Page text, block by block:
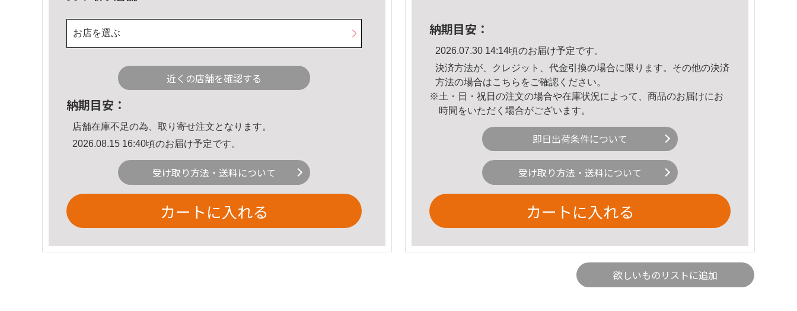
お店を選ぶ
近くの店舗を確認する
納期目安：
店舗在庫不足の為、取り寄せ注文となります。
2026.08.15 16:40頃のお届け予定です。
受け取り方法・送料について
カートに入れる
納期目安：
2026.07.30 14:14頃のお届け予定です。
決済方法が、クレジット、代金引換の場合に限ります。その他の決済
方法の場合はこちら をご確認ください。
※土・日・祝日の注文の場合や在庫状況によって、商品のお届けにお
時間をいただく場合がございます。
即日出荷条件について
受け取り方法・送料について
カートに入れる
欲しいものリストに追加